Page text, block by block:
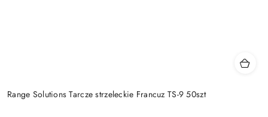
Range Solutions Tarcze strzeleckie Francuz TS-9 50szt